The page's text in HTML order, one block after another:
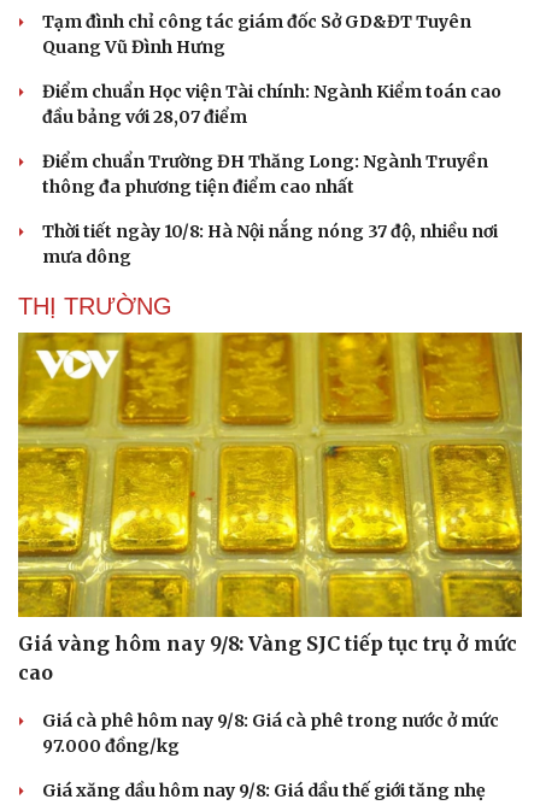
Tạm đình chỉ công tác giám đốc Sở GD&ĐT Tuyên
Quang Vũ Đình Hưng
Điểm chuẩn Học viện Tài chính: Ngành Kiểm toán cao
đầu bảng với 28,07 điểm
Điểm chuẩn Trường ĐH Thăng Long: Ngành Truyền
thông đa phương tiện điểm cao nhất
Thời tiết ngày 10/8: Hà Nội nắng nóng 37 độ, nhiều nơi
mưa dông
THỊ TRƯỜNG
Giá vàng hôm nay 9/8: Vàng SJC tiếp tục trụ ở mức
cao
Giá cà phê hôm nay 9/8: Giá cà phê trong nước ở mức
97.000 đồng/kg
Giá xăng dầu hôm nay 9/8: Giá dầu thế giới tăng nhẹ